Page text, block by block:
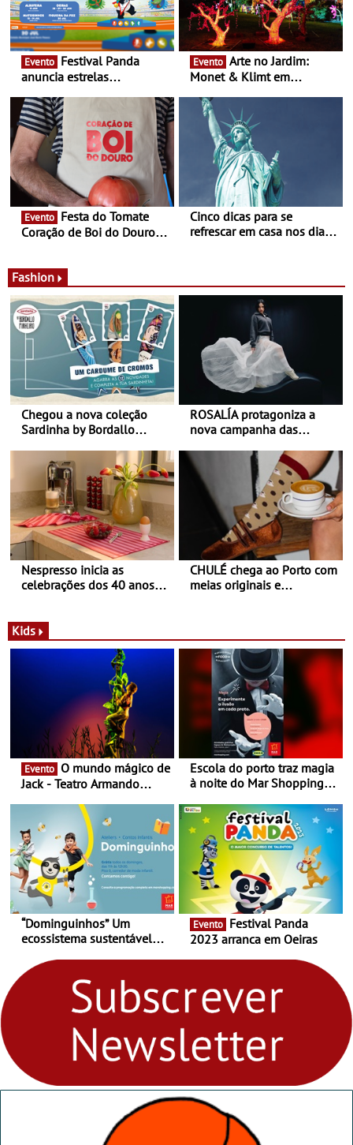
Evento
anuncia estrelas
- Entre Junho e Julho pelo
país
Evento
Monet & Klimt em
ao final de Setembro -
Experiência luminosa no
jardim do Museu de
Alberto Sampaio
Evento
Coração de Boi do Douro -
Cinco dicas para se
refrescar em casa nos dias
Fashion
Chegou a nova coleção
Sardinha by Bordallo
ROSALÍA protagoniza a
nova campanha das
Balance
Nespresso inicia as
celebrações dos 40 anos
Novas - Edição limitada
Nespresso x Torres Novas
CHULÉ chega ao Porto com
meias originais e
Shopping
Kids
Evento
Jack - Teatro Armando
Escola do porto traz magia
à noite do Mar Shopping
29 de abril, às 21h00
“Dominguinhos” Um
ecossistema sustentável
fores - Atelier de Educação
Ambiental nos
“Dominguinhos” de 23 de
Evento
2023 arranca em Oeiras